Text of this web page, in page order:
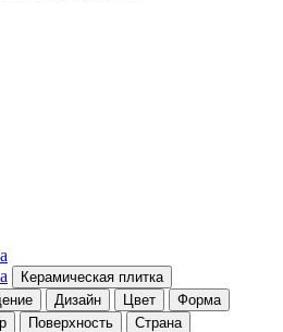
Керамическая плитка
Дизайн Цвет
Форма
Поверхность Страна